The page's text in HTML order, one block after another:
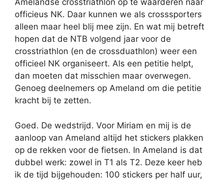
Amelandse crosstriathlon op te waarderen naar
officieus NK. Daar kunnen we als crosssporters
alleen maar heel blij mee zijn. En wat mij betreft
hopen dat de NTB volgend jaar voor de
crosstriathlon (en de crossduathlon) weer een
officieel NK organiseert. Als een petitie helpt,
dan moeten dat misschien maar overwegen.
Genoeg deelnemers op Ameland om die petitie
kracht bij te zetten.
Goed. De wedstrijd. Voor Miriam en mij is de
aanloop van Ameland altijd het stickers plakken
op de rekken voor de fietsen. In Ameland is dat
dubbel werk: zowel in T1 als T2. Deze keer heb
ik de tijd bijgehouden: 100 stickers per half uur,